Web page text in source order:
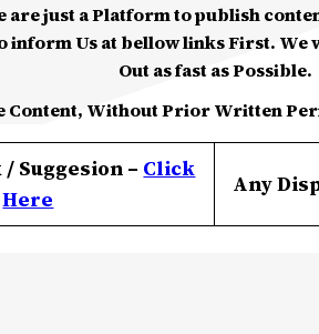
are just a Platform to publish
Us at bellow links First. We
Out as fast as Possible.
Content, Without Prior Written
Suggesion – Click
Here
Any